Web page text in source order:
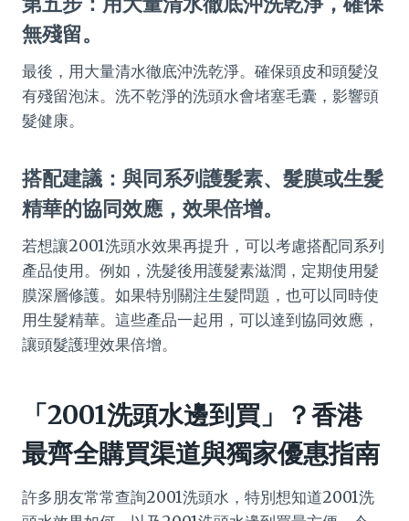
無殘留。
最後，用大量清水徹底沖洗乾淨。確保頭皮和頭髮沒
有殘留泡沫。洗不乾淨的洗頭水會堵塞毛囊，影響頭
髮健康。
搭配建議：與同系列護髮素、髮膜或生髮
精華的協同效應，效果倍增。
若想讓2001洗頭水效果再提升，可以考慮搭配同系列
產品使用。例如，洗髮後用護髮素滋潤，定期使用髮
膜深層修護。如果特別關注生髮問題，也可以同時使
用生髮精華。這些產品一起用，可以達到協同效應，
讓頭髮護理效果倍增。
「2001洗頭水邊到買」？香港
最齊全購買渠道與獨家優惠指南
許多朋友常常查詢2001洗頭水，特別想知道2001洗